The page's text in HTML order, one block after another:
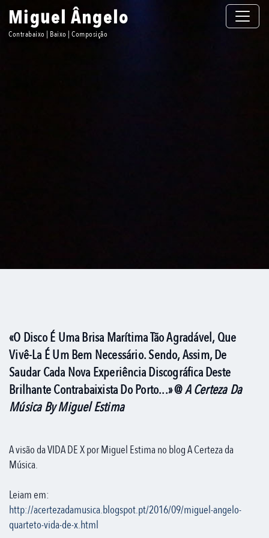
Toggle
Miguel Ângelo
Contrabaixo | Baixo | Composição
«O Disco É Uma Brisa Marítima Tão Agradável, Que
Vivê-La É Um Bem Necessário. Sendo, Assim, De
Saudar Cada Nova Experiência Discográfica Deste
Brilhante Contrabaixista Do Porto...» @A Certeza Da
Música By Miguel Estima
A visão da VIDA DE X por Miguel Estima no blog A Certeza da
Música.
Leiam em:
http://acertezadamusica.blogspot.pt/2016/09/miguel-angelo-
quarteto-vida-de-x.html